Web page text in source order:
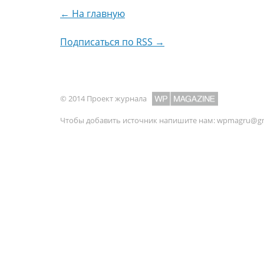
← На главную
Подписаться по RSS →
© 2014 Проект журнала
Чтобы добавить источник напишите нам: